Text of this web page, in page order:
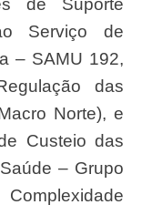
de Suporte
Serviço de
– SAMU 192,
das
Norte), e
Custeio das
– Grupo